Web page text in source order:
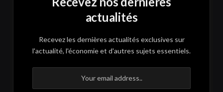
actualités
Recevez les dernières actualités exclusives sur
l'actualité, l'économie et d'autres sujets essentiels.